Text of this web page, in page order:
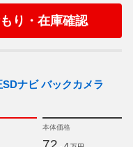
り・在庫確認
ナビ バックカメラ
本体価格
.